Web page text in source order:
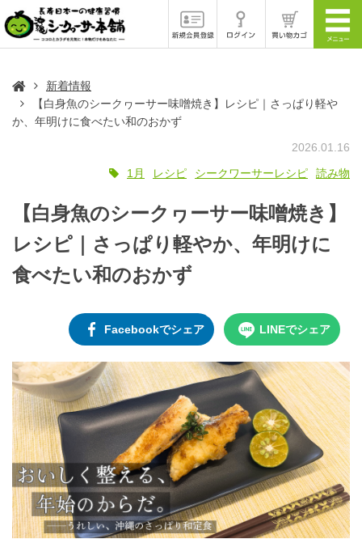
新着情報
【白身魚のシークヮーサー味噌焼き】レシピ｜さっぱり軽や
か、年明けに食べたい和のおかず
2026.01.16
1月
レシピ シークワーサーレシピ 読み物
【白身魚のシークヮーサー味噌焼き】
レシピ｜さっぱり軽やか、年明けに
食べたい和のおかず
Facebookでシェア LINEでシェア